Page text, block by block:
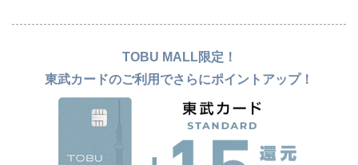
TOBU MALL限定！
東武カードのご利用でさらにポイントアップ！